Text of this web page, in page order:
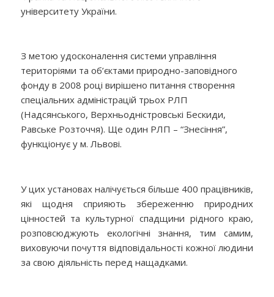
університету України.
З метою удосконалення системи управління
територіями та об’єктами природно-заповідного
фонду в 2008 році вирішено питання створення
спеціальних адміністрацій трьох РЛП
(Надсянського, Верхньодністровські Бескиди,
Равське Розточчя). Ще один РЛП – “Знесіння”,
функціонує у м. Львові.
У цих установах налічується більше 400 працівників,
які щодня сприяють збереженню природних
цінностей та культурної спадщини рідного краю,
розповсюджують екологічні знання, тим самим,
виховуючи почуття відповідальності кожної людини
за свою діяльність перед нащадками.